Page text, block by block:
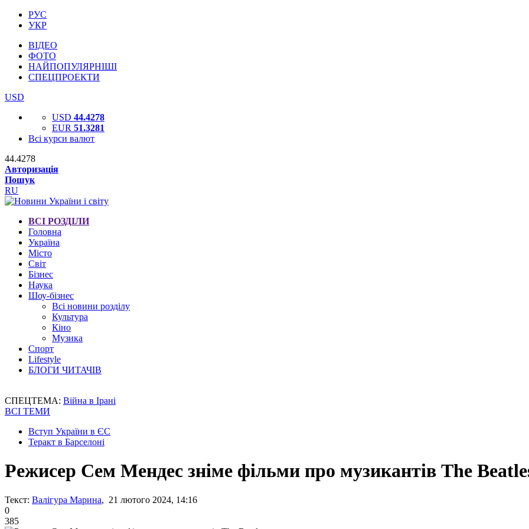
РУС
УКР
ВІДЕО
ФОТО
НАЙПОПУЛЯРНІШІ
СПЕЦПРОЕКТИ
USD
USD 44.4278
EUR 51.3281
Всі курси валют
44.4278
Авторизація
Пошук
RU
ВСІ РОЗДІЛИ
Головна
Україна
Місто
Світ
Бізнес
Наука
Шоу-бізнес
Всі новини розділу
Культура
Кіно
Музика
Спорт
Lifestyle
БЛОГИ ЧИТАЧІВ
СПЕЦТЕМА: Війна в Ірані
ВСІ ТЕМИ
Вступ України в ЄС
Теракт в Барселоні
Режисер Сем Мендес зніме фільми про музикантів The
Текст: Валігура Марина, 21 лютого 2024, 14:16
0
385